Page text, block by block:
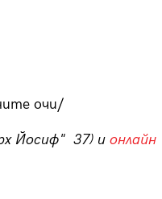
очи/
Йосиф" 37) и онлайн